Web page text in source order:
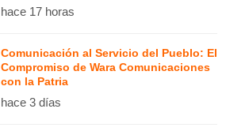
hace 17 horas
Comunicación al Servicio del Pueblo: El
Compromiso de Wara Comunicaciones
con la Patria
hace 3 días